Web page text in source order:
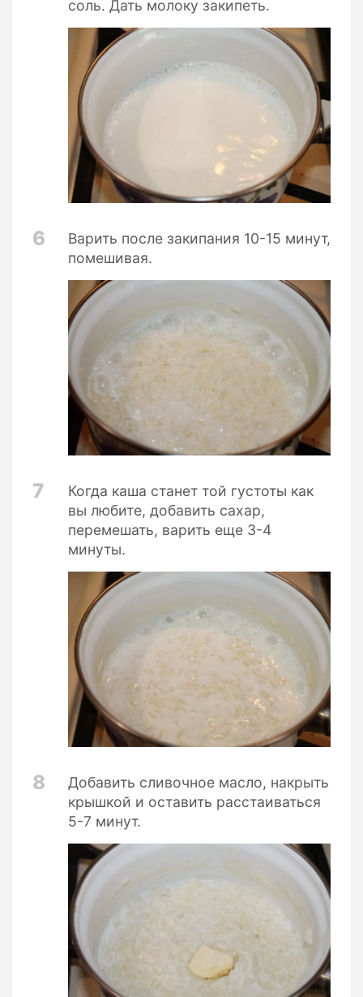
соль. Дать молоку закипеть.
6
Варить после закипания 10-15 минут,
помешивая.
7
Когда каша станет той густоты как
вы любите, добавить сахар,
перемешать, варить еще 3-4
минуты.
8
Добавить сливочное масло, накрыть
крышкой и оставить расстаиваться
5-7 минут.